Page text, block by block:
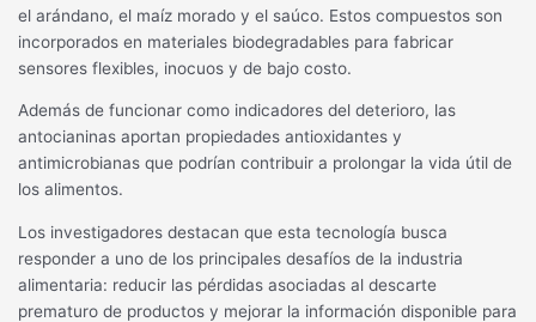
el arándano, el maíz morado y el saúco. Estos compuestos son
incorporados en materiales biodegradables para fabricar
sensores flexibles, inocuos y de bajo costo.
Además de funcionar como indicadores del deterioro, las
antocianinas aportan propiedades antioxidantes y
antimicrobianas que podrían contribuir a prolongar la vida útil de
los alimentos.
Los investigadores destacan que esta tecnología busca
responder a uno de los principales desafíos de la industria
alimentaria: reducir las pérdidas asociadas al descarte
prematuro de productos y mejorar la información disponible para